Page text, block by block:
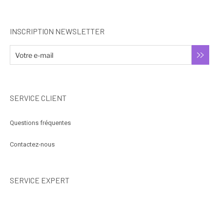
INSCRIPTION NEWSLETTER
SERVICE CLIENT
Questions fréquentes
Contactez-nous
SERVICE EXPERT